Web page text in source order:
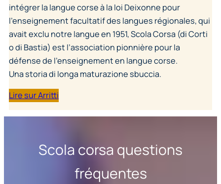
intégrer la langue corse à la loi Deixonne pour
l’enseignement facultatif des langues régionales, qui
avait exclu notre langue en 1951, Scola Corsa (di Corti
o di Bastia) est l’association pionnière pour la
défense de l’enseignement en langue corse.
Una storia di longa maturazione sbuccia.
Lire sur Arritti
Scola corsa questions
fréquentes